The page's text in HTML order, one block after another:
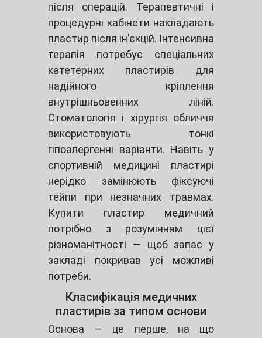
після операцій. Терапевтичні і
процедурні кабінети накладають
пластир після ін'єкцій. Інтенсивна
терапія потребує спеціальних
катетерних пластирів для
надійного кріплення
внутрішньовенних ліній.
Стоматологія і хірургія обличчя
використовують тонкі
гіпоалергенні варіанти. Навіть у
спортивній медицині пластирі
нерідко замінюють фіксуючі
тейпи при незначних травмах.
Купити пластир медичний
потрібно з розумінням цієї
різноманітності — щоб запас у
закладі покривав усі можливі
потреби.
Класифікація медичних
пластирів за типом основи
Основа — це перше, на що